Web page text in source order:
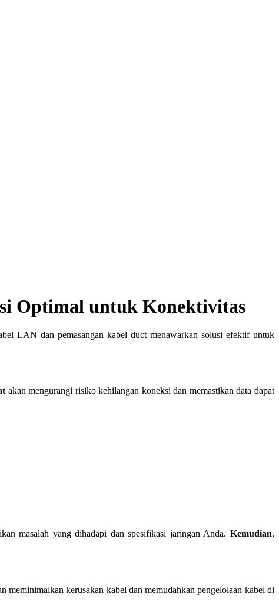
Optimal untuk Konektivitas
LAN dan pemasangan kabel duct menawarkan solusi efektif untuk
akan mengurangi risiko kehilangan koneksi dan memastikan data dapat
masalah yang dihadapi dan spesifikasi jaringan Anda.Kemudian,
meminimalkan kerusakan kabel dan memudahkan pengelolaan kabel di